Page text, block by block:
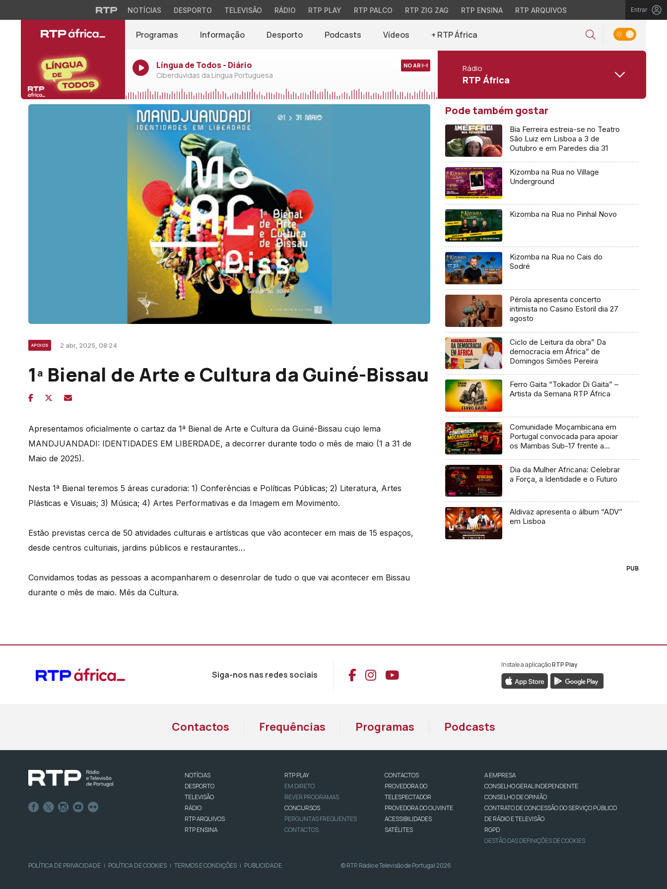
NOTÍCIAS DESPORTO TELEVISÃO RÁDIO RTP PLAY RTP PALCO RTP ZIG ZAG RTP ENSINA RTP ARQUIVOS Entrar
Programas Informação Desporto Podcasts Vídeos + RTP África
Língua de Todos - Diário
Ciberdúvidas da Língua Portuguesa
NO AR Rádio
RTP África
APOIOS 2 abr, 2025, 08:24
1ª Bienal de Arte e Cultura da Guiné-Bissau
Apresentamos oficialmente o cartaz da 1ª Bienal de Arte e Cultura da Guiné-Bissau cujo lema
MANDJUANDADI: IDENTIDADES EM LIBERDADE, a decorrer durante todo o mês de maio (1 a 31 de
Maio de 2025).
Nesta 1ª Bienal teremos 5 áreas curadoria: 1) Conferências e Políticas Públicas; 2) Literatura, Artes
Plásticas e Visuais; 3) Música; 4) Artes Performativas e da Imagem em Movimento.
Estão previstas cerca de 50 atividades culturais e artísticas que vão acontecer em mais de 15 espaços,
desde centros culturiais, jardins públicos e restaurantes…
Convidamos todas as pessoas a acompanharem o desenrolar de tudo o que vai acontecer em Bissau
durante o mês de maio. Mês da Cultura.
Pode também gostar
Bia Ferreira estreia-se no Teatro
São Luiz em Lisboa a 3 de
Outubro e em Paredes dia 31
Kizomba na Rua no Village
Underground
Kizomba na Rua no Pinhal Novo
Kizomba na Rua no Cais do
Sodré
Pérola apresenta concerto
intimista no Casino Estoril dia 27
agosto
Ciclo de Leitura da obra” Da
democracia em África” de
Domingos Simões Pereira
Ferro Gaita “Tokador Di Gaita” –
Artista da Semana RTP África
Comunidade Moçambicana em
Portugal convocada para apoiar
os Mambas Sub-17 frente a
Dia da Mulher Africana: Celebrar
a Força, a Identidade e o Futuro
Aldivaz apresenta o álbum “ADV”
em Lisboa
PUB
Siga-nos nas redes sociais Aceder ao Facebook da RTP África
Aceder ao Instagram da RTP África
Aceder ao YouTube da RTP África
Instale a aplicaçãoRTP Play
Contactos Frequências Programas Podcasts
NOTÍCIAS
DESPORTO
TELEVISÃO
RÁDIO
RTP ARQUIVOS
RTP ENSINA
RTP PLAY
EM DIRETO
REVER PROGRAMAS
CONCURSOS
PERGUNTAS FREQUENTES
CONTACTOS
CONTACTOS
PROVEDORA DO
TELESPECTADOR
PROVEDORA DO OUVINTE
ACESSIBILIDADES
SATÉLITES
A EMPRESA
CONSELHO GERAL INDEPENDENTE
CONSELHO DE OPINIÃO
CONTRATO DE CONCESSÃO DO SERVIÇO PÚBLICO
DE RÁDIO E TELEVISÃO
RGPD
GESTÃO DAS DEFINIÇÕES DE COOKIES
POLÍTICA DE PRIVACIDADE | POLÍTICA DE COOKIES | TERMOS E CONDIÇÕES | PUBLICIDADE © RTP, Rádio e Televisão de Portugal 2026